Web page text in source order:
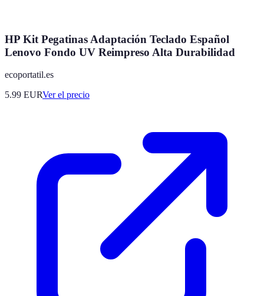
HP Kit Pegatinas Adaptación Teclado Español
Lenovo Fondo UV Reimpreso Alta Durabilidad
ecoportatil.es
5.99 EURVer el precio